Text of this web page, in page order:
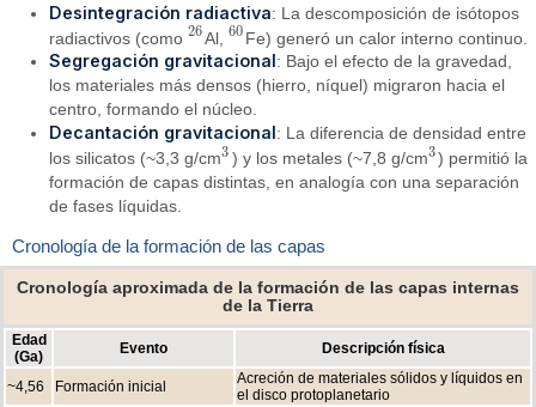
Desintegración radiactiva: La descomposición de isótopos
radiactivos (como26
26Al,60
60Fe) generó un calor interno continuo.
Segregación gravitacional: Bajo el efecto de la gravedad,
los materiales más densos (hierro, níquel) migraron hacia el
centro, formando el núcleo.
Decantación gravitacional: La diferencia de densidad entre
los silicatos (~3,3 g/cm3
3) y los metales (~7,8 g/cm3
3) permitió la
formación de capas distintas, en analogía con una separación
de fases líquidas.
Cronología de la formación de las capas
Cronología aproximada de la formación de las capas internas
de la Tierra
Edad
(Ga)
Evento Descripción física
~4,56 Formación inicial
Acreción de materiales sólidos y líquidos en
el disco protoplanetario